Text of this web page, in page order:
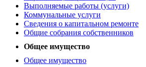
Выполняемые работы (услуги)
Коммунальные услуги
Сведения о капитальном ремонте
Общие собрания собственников
Общее имущество
Общее имущество